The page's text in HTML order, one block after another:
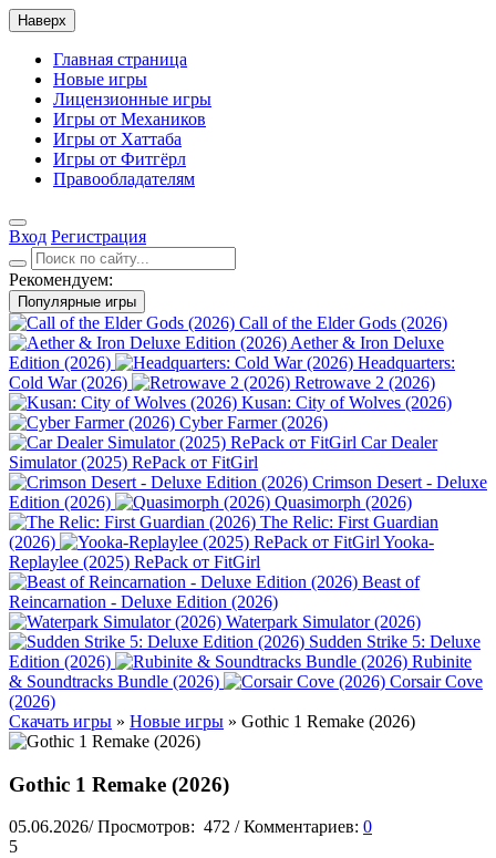
Наверх
Главная страница
Новые игры
Лицензионные игры
Игры от Механиков
Игры от Хаттаба
Игры от Фитгёрл
Правообладателям
Вход Регистрация
Рекомендуем:
Популярные игры
Call of the Elder Gods (2026)
Aether & Iron Deluxe
Edition (2026)
Headquarters:
Cold War (2026)
Retrowave 2 (2026)
Kusan: City of Wolves (2026)
Cyber Farmer (2026)
Car Dealer
Simulator (2025) RePack от FitGirl
Crimson Desert - Deluxe
Edition (2026)
Quasimorph (2026)
The Relic: First Guardian
(2026)
Yooka-
Replaylee (2025) RePack от FitGirl
Beast of
Reincarnation - Deluxe Edition (2026)
Waterpark Simulator (2026)
Sudden Strike 5: Deluxe
Edition (2026)
Rubinite
& Soundtracks Bundle (2026)
Corsair Cove
(2026)
Скачать игры » Новые игры » Gothic 1 Remake (2026)
Gothic 1 Remake (2026)
05.06.2026/ Просмотров: 472 / Комментариев: 0
5